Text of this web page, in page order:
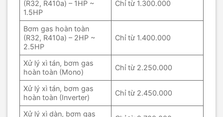
(R32, R410a) – 1HP ~
1.5HP
Chỉ từ 1.300.000
Bơm gas hoàn toàn
(R32, R410a) – 2HP ~
2.5HP
Chỉ từ 1.400.000
Xử lý xì tán, bơm gas
hoàn toàn (Mono)
Chỉ từ 2.250.000
Xử lý xì tán, bơm gas
hoàn toàn (Inverter)
Chỉ từ 2.450.000
Xử lý xì dàn, bơm gas